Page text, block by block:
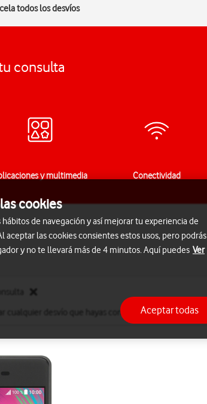
todos los desvíos
consulta
y multimedia Conectividad
cualquier desvío que hayas configurado.
cookies
de navegación y así mejorar tu experiencia de
las cookies consientes estos usos, pero podrás
y no te llevará más de 4 minutos. Aquí puedes Ver
Aceptar todas